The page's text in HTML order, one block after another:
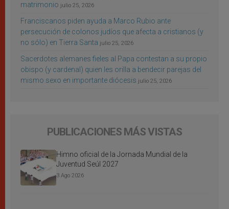
matrimonio julio 25, 2026
Franciscanos piden ayuda a Marco Rubio ante
persecución de colonos judíos que afecta a cristianos (y
no sólo) en Tierra Santa julio 25, 2026
Sacerdotes alemanes fieles al Papa contestan a su propio
obispo (y cardenal) quien les orilla a bendecir parejas del
mismo sexo en importante diócesis julio 25, 2026
PUBLICACIONES MÁS VISTAS
Himno oficial de la Jornada Mundial de la
Juventud Seúl 2027
3 Ago 2026